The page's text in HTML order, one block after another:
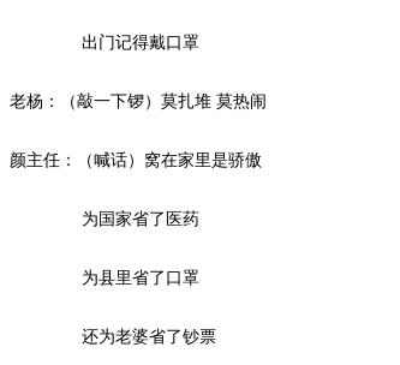
出门记得戴口罩
老杨：（敲一下锣）莫扎堆 莫热闹
颜主任：（喊话）窝在家里是骄傲
为国家省了医药
为县里省了口罩
还为老婆省了钞票